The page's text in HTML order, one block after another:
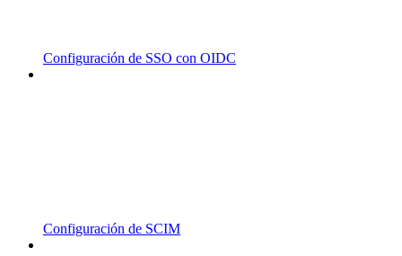
Configuración de SSO con OIDC
Configuración de SCIM